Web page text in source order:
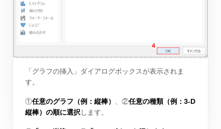
「グラフの挿入」ダイアログボックスが表示されま
す。
①任意のグラフ（例：縦棒） 、②任意の種類（例：3-D
縦棒）の順に選択 します。